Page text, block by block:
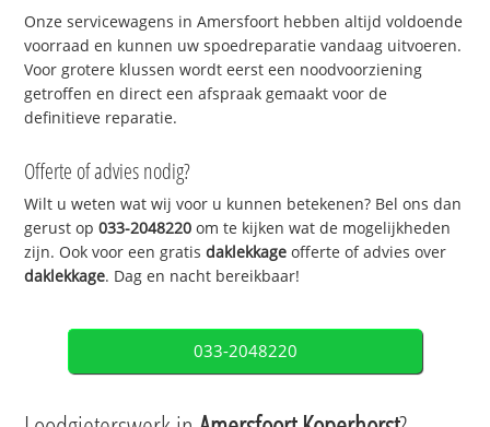
Onze servicewagens in Amersfoort hebben altijd voldoende
voorraad en kunnen uw spoedreparatie vandaag uitvoeren.
Voor grotere klussen wordt eerst een noodvoorziening
getroffen en direct een afspraak gemaakt voor de
definitieve reparatie.
Offerte of advies nodig?
Wilt u weten wat wij voor u kunnen betekenen? Bel ons dan
gerust op033-2048220 om te kijken wat de mogelijkheden
zijn. Ook voor een gratisdaklekkage offerte of advies over
daklekkage. Dag en nacht bereikbaar!
033-2048220